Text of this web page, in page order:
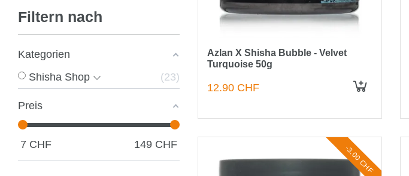
Azlan X Shisha Bubble - Velvet
Turquoise 50g
12.90 CHF
-3.00 CHF
Filtern nach
Kategorien
Shisha Shop
23
Preis
7 CHF 149 CHF